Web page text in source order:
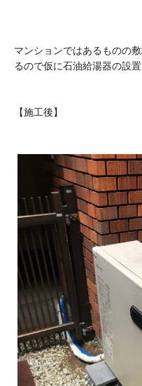
マンションではあるものの
るので仮に石油給湯器の設
【施工後】